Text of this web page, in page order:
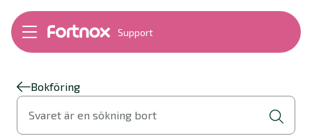
Support
Bokföring
Fakturering
Byt till Fortnox
Bokföring
Svaret är en sökning bort